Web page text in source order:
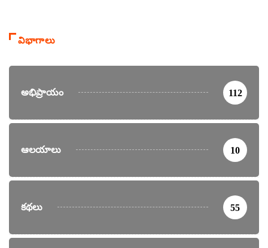
విభాగాలు
అభిప్రాయం 112
ఆలయాలు 10
కథలు 55